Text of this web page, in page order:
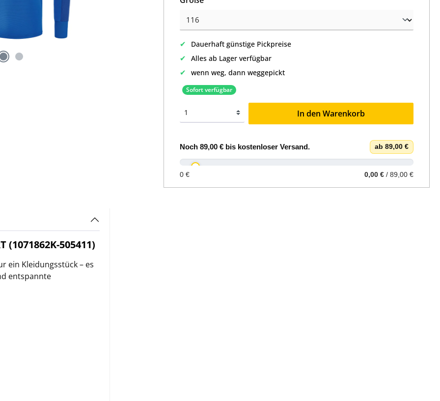
✔ Dauerhaft günstige Pickpreise
✔ Alles ab Lager verfügbar
✔ wenn weg, dann weggepickt
Sofort verfügbar
In den Warenkorb
Noch 89,00 €bis kostenloser Versand. ab 89,00 €
0 € 0,00 € / 89,00 €
(1071862K-505411)
ein Kleidungsstück – es
entspannte